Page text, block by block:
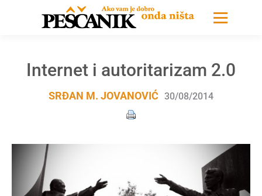
Internet i autoritarizam 2.0
SRĐAN M. JOVANOVIĆ 30/08/2014